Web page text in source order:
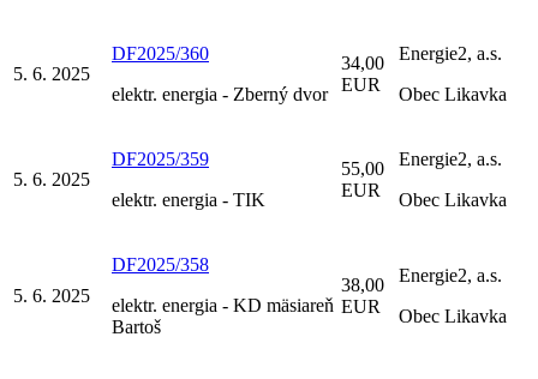
5. 6. 2025
DF2025/360
elektr. energia - Zberný dvor
34,00
EUR
Energie2, a.s.
Obec Likavka
5. 6. 2025
DF2025/359
elektr. energia - TIK
55,00
EUR
Energie2, a.s.
Obec Likavka
5. 6. 2025
DF2025/358
elektr. energia - KD mäsiareň
Bartoš
38,00
EUR
Energie2, a.s.
Obec Likavka